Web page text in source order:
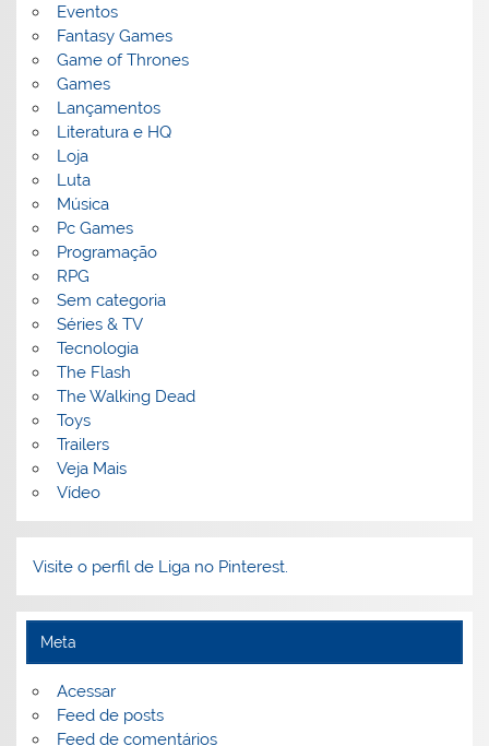
Eventos
Fantasy Games
Game of Thrones
Games
Lançamentos
Literatura e HQ
Loja
Luta
Música
Pc Games
Programação
RPG
Sem categoria
Séries & TV
Tecnologia
The Flash
The Walking Dead
Toys
Trailers
Veja Mais
Vídeo
Visite o perfil de Liga no Pinterest.
Meta
Acessar
Feed de posts
Feed de comentários